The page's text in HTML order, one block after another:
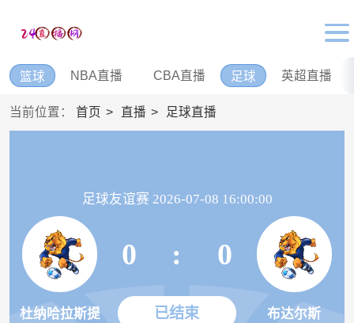
篮球 NBA直播 CBA直播 足球 英超直播
当前位置： 首页 直播 足球直播
足球友谊赛 2026-07-08 16:00:00
杜纳哈拉斯提
0 : 0
已结束 布达尔斯